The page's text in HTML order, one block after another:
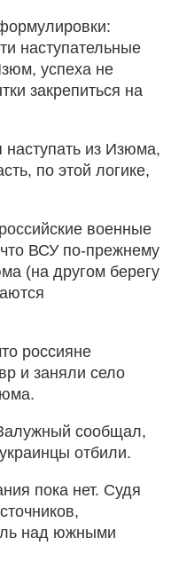
наступательные
успеха не
закрепиться на
из Изюма,
по этой логике,
военные
ВСУ по-прежнему
(на другом берегу
россияне
и заняли село
сообщал,
отбили.
пока нет. Судя
над южными